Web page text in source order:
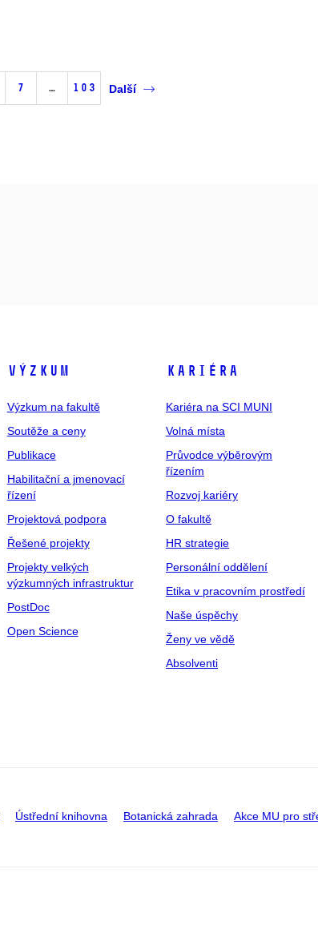
7 … 103 Další
Výzkum
Výzkum na fakultě
Soutěže a ceny
Publikace
Habilitační a jmenovací
řízení
Projektová podpora
Řešené projekty
Projekty velkých
výzkumných infrastruktur
PostDoc
Open Science
Kariéra
Kariéra na SCI MUNI
Volná místa
Průvodce výběrovým
řízením
Rozvoj kariéry
O fakultě
HR strategie
Personální oddělení
Etika v pracovním prostředí
Naše úspěchy
Ženy ve vědě
Absolventi
Ústřední knihovna Botanická zahrada Akce MU pro